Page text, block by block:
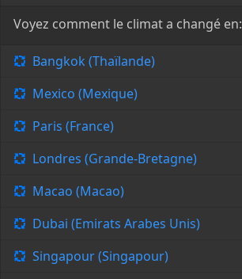
Voyez comment le climat a changé en:
Bangkok (Thaïlande)
Mexico (Mexique)
Paris (France)
Londres (Grande-Bretagne)
Macao (Macao)
Dubai (Emirats Arabes Unis)
Singapour (Singapour)